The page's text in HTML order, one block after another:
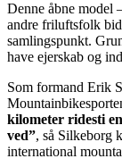
Denne åbne model
andre friluftsfolk
samlingspunkt.
have ejerskab og
Som formand Erik
kilometer ridesti
ved”, så Silkeborg
international